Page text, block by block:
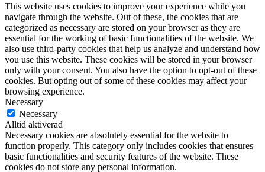
This website uses cookies to improve your experience while you
navigate through the website. Out of these, the cookies that are
categorized as necessary are stored on your browser as they are
essential for the working of basic functionalities of the website. We
also use third-party cookies that help us analyze and understand how
you use this website. These cookies will be stored in your browser
only with your consent. You also have the option to opt-out of these
cookies. But opting out of some of these cookies may affect your
browsing experience.
Necessary
Necessary
Alltid aktiverad
Necessary cookies are absolutely essential for the website to
function properly. This category only includes cookies that ensures
basic functionalities and security features of the website. These
cookies do not store any personal information.